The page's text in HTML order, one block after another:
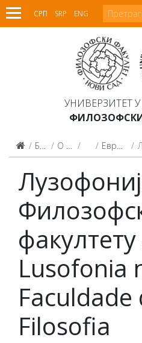
СРП SRP ENG
УНИВЕРЗИТЕТ
Библиотека О библиотеци Изложбе
Европски дан језика
Lusofonia
Faculdade
Filosofia